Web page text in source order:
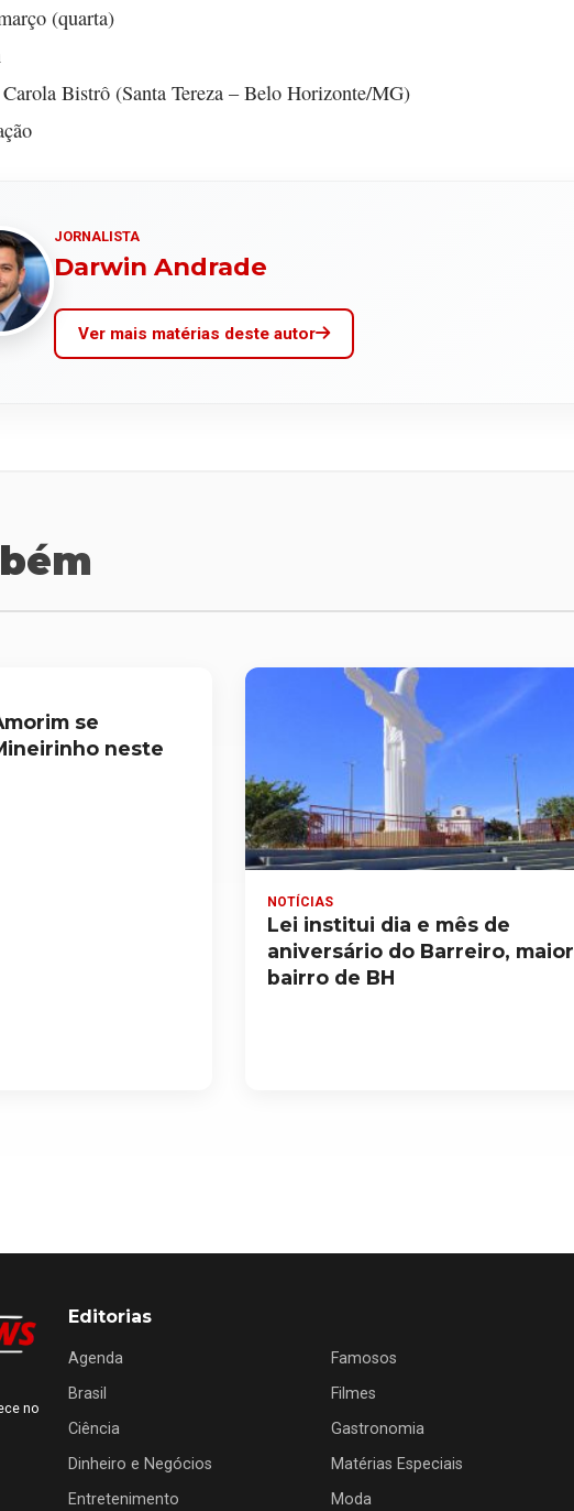
(quarta)
Bistrô (Santa Tereza – Belo Horizonte/MG)
JORNALISTA
Darwin Andrade
Ver mais matérias deste autor
se
neste
NOTÍCIAS
Lei institui dia e mês de
aniversário do Barreiro, maior
bairro de BH
no
Editorias
Agenda
Brasil
Ciência
Dinheiro e Negócios
Entretenimento
Famosos
Filmes
Gastronomia
Matérias Especiais
Moda